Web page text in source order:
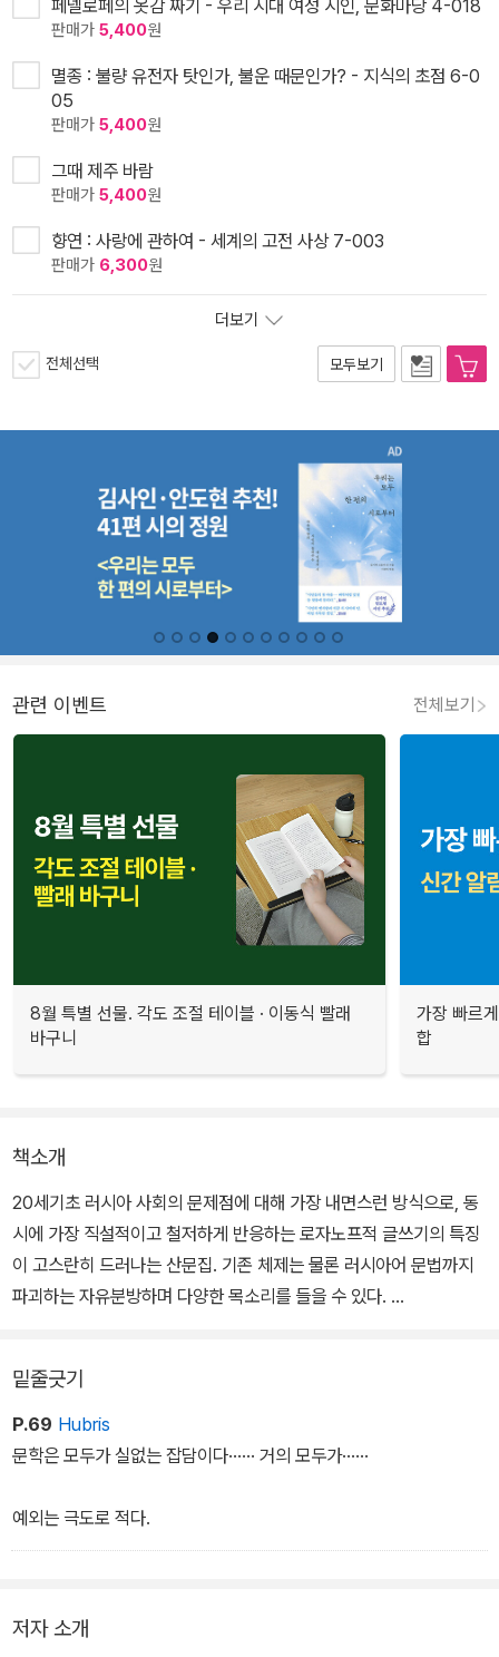
페넬로페의 옷감 짜기 - 우리 시대 여성 시인, 문화마당 4-018
판매가 5,400원
멸종 : 불량 유전자 탓인가, 불운 때문인가? - 지식의 초점 6-0
05
판매가 5,400원
그때 제주 바람
판매가 5,400원
향연 : 사랑에 관하여 - 세계의 고전 사상 7-003
판매가 6,300원
더보기
전체선택 모두보기
관련 이벤트 전체보기
8월 특별 선물. 각도 조절 테이블 · 이동식 빨래
바구니
가장 빠르
합
책소개
20세기초 러시아 사회의 문제점에 대해 가장 내면스런 방식으로, 동
시에 가장 직설적이고 철저하게 반응하는 로자노프적 글쓰기의 특징
이 고스란히 드러나는 산문집. 기존 체제는 물론 러시아어 문법까지
파괴하는 자유분방하며 다양한 목소리를 들을 수 있다.
상들로 구성되어 있다. 시간이나 장소에 구애되지 않고 단상이 떠오
를 때마다 쓴 이 작품의 성격은 작가의 삶에 대한 태도와 무관하지 않
다.
이 작품의 새로움은 두 가지 측면에서 살펴볼 수 있다. 첫째, 이 작품
에는 성(性), 남근 숭배, 창녀 제도가 주된 테마의 하나로 다루어진
우 위험천만한 것이었다.
밑줄긋기
P.69 Hubris
문학은 모두가 실없는 잡담이다······ 거의 모두가······
예외는 극도로 적다.
저자 소개